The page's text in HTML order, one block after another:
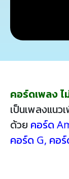
คอร์ดเพลง ไ
เป็นเพลงแนว
ด้วย คอร์ด
คอร์ด G, คอ